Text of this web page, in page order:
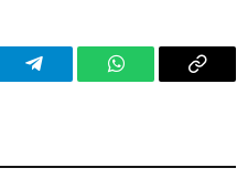
Telegram WhatsAppCopy